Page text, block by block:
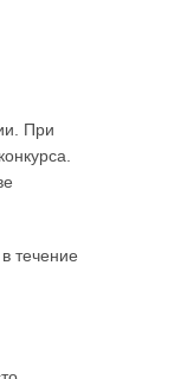
При
в течение